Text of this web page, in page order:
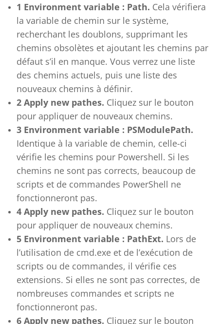
1 Environment variable : Path. Cela vérifiera
la variable de chemin sur le système,
recherchant les doublons, supprimant les
chemins obsolètes et ajoutant les chemins par
défaut s’il en manque. Vous verrez une liste
des chemins actuels, puis une liste des
nouveaux chemins à définir.
2 Apply new pathes. Cliquez sur le bouton
pour appliquer de nouveaux chemins.
3 Environment variable : PSModulePath.
Identique à la variable de chemin, celle-ci
vérifie les chemins pour Powershell. Si les
chemins ne sont pas corrects, beaucoup de
scripts et de commandes PowerShell ne
fonctionneront pas.
4 Apply new pathes. Cliquez sur le bouton
pour appliquer de nouveaux chemins.
5 Environment variable : PathExt. Lors de
l’utilisation de cmd.exe et de l’exécution de
scripts ou de commandes, il vérifie ces
extensions. Si elles ne sont pas correctes, de
nombreuses commandes et scripts ne
fonctionneront pas.
6 Apply new pathes. Cliquez sur le bouton